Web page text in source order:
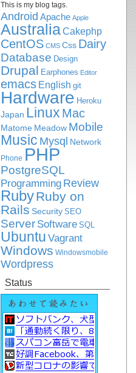
This is my blog tags.
Android Apache Apple
AustraliaCakephp
CentOS CMS Css Dairy
Database Design
Drupal Earphones Editor
emacs English git
Hardware Heroku
Japan Linux Mac
Matome Meadow Mobile
Music Mysql Network
Phone PHP
PostgreSQL
Programming Review
RubyRuby on
Rails Security SEO
Server Software SQL
Ubuntu Vagrant
Windows Windowsmobile
Wordpress
Status